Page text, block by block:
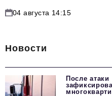
04 августа 14:15
Новости
После